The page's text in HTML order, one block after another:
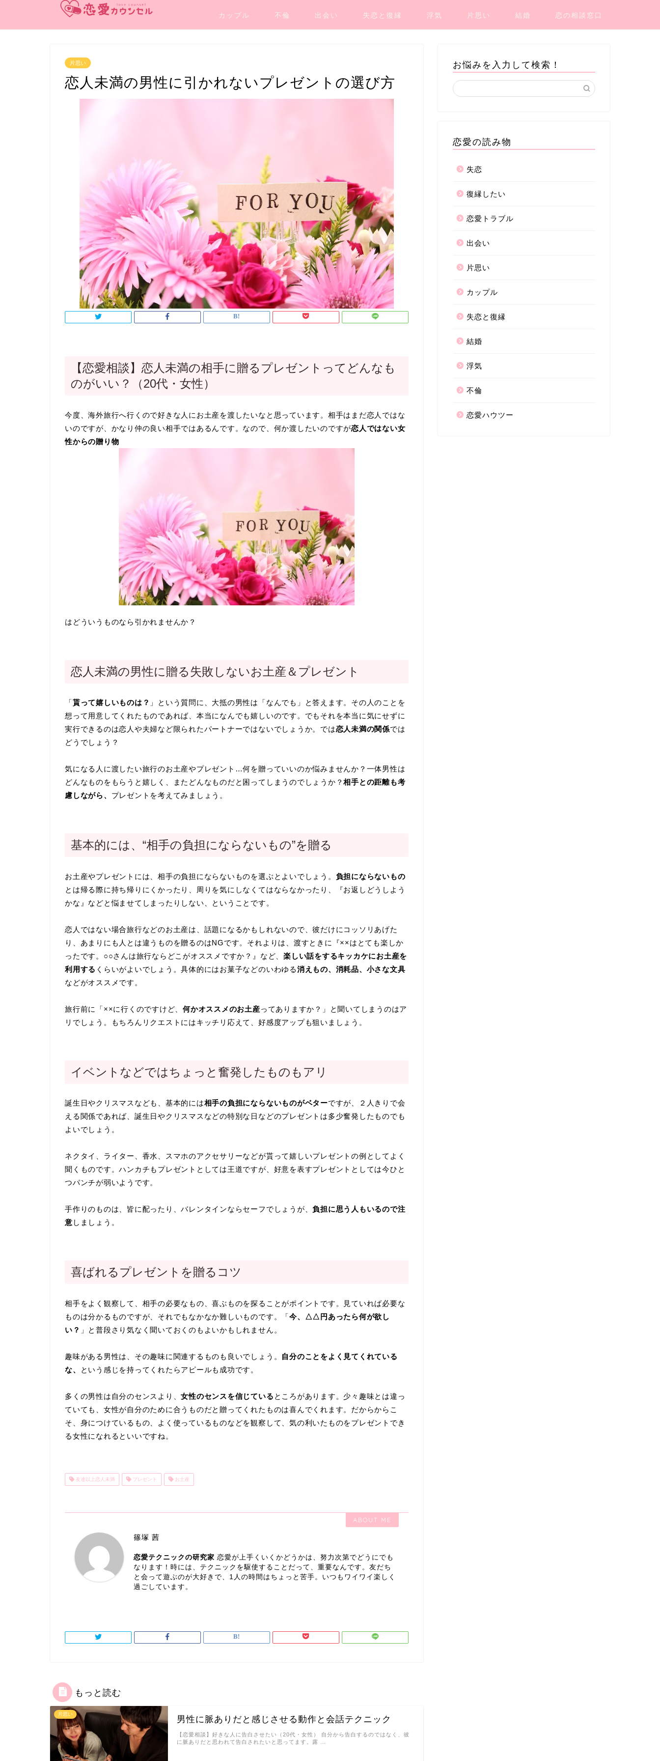
カップル 不倫 出会い 失恋と復縁 浮気 片思い 結婚 恋の相談窓口
片思い
恋人未満の男性に引かれないプレゼントの選び方
【恋愛相談】恋人未満の相手に贈るプレゼントってどんなも
のがいい？（20代・女性）
今度、海外旅行へ行くので好きな人にお土産を渡したいなと思っています。相手はまだ恋人ではな
いのですが、かなり仲の良い相手ではあるんです。なので、何か渡したいのですが恋人ではない女
性からの贈り物
はどういうものなら引かれませんか？
恋人未満の男性に贈る失敗しないお土産＆プレゼント
「貰って嬉しいものは？ 」という質問に、大抵の男性は「なんでも」と答えます。その人のことを
想って用意してくれたものであれば、本当になんでも嬉しいのです。でもそれを本当に気にせずに
実行できるのは恋人や夫婦など限られたパートナーではないでしょうか。では恋人未満の関係では
どうでしょう？
気になる人に渡したい旅行のお土産やプレゼント…何を贈っていいのか悩みませんか？一体男性は
どんなものをもらうと嬉しく、またどんなものだと困ってしまうのでしょうか？相手との距離も考
慮しながら、 プレゼントを考えてみましょう。
基本的には、“相手の負担にならないもの”を贈る
お土産やプレゼントには、相手の負担にならないものを選ぶとよいでしょう。 負担にならないもの
とは帰る際に持ち帰りにくかったり、周りを気にしなくてはならなかったり、『お返しどうしよう
かな』などと悩ませてしまったりしない、ということです。
恋人ではない場合旅行などのお土産は、話題になるかもしれないので、彼だけにコッソリあげた
り、あまりにも人とは違うものを贈るのはNGです。それよりは、渡すときに『××はとても楽しか
ったです。○○さんは旅行ならどこがオススメですか？』など、楽しい話をするキッカケにお土産を
利用する くらいがよいでしょう。具体的にはお菓子などのいわゆる消えもの、消耗品、小さな文具
などがオススメです。
旅行前に「××に行くのですけど、何かオススメのお土産ってありますか？」と聞いてしまうのはア
リでしょう。もちろんリクエストにはキッチリ応えて、好感度アップも狙いましょう。
イベントなどではちょっと奮発したものもアリ
誕生日やクリスマスなども、基本的には相手の負担にならないものがベターですが、２人きりで会
える関係であれば、誕生日やクリスマスなどの特別な日などのプレゼントは多少奮発したものでも
よいでしょう。
ネクタイ、ライター、香水、スマホのアクセサリーなどが貰って嬉しいプレゼントの例としてよく
聞くものです。ハンカチもプレゼントとしては王道ですが、好意を表すプレゼントとしては今ひと
つパンチが弱いようです。
手作りのものは、皆に配ったり、バレンタインならセーフでしょうが、負担に思う人もいるので注
意 しましょう。
喜ばれるプレゼントを贈るコツ
相手をよく観察して、相手の必要なもの、喜ぶものを探ることがポイントです。見ていれば必要な
ものは分かるものですが、それでもなかなか難しいものです。「今、△△円あったら何が欲し
い？ 」と普段さり気なく聞いておくのもよいかもしれません。
趣味がある男性は、その趣味に関連するものも良いでしょう。
自分のことをよく見てくれている
な、
という感じを持ってくれたらアピールも成功です。
多くの男性は自分のセンスより、女性のセンスを信じている ところがあります。少々趣味とは違っ
ていても、女性が自分のために合うものだと贈ってくれたものは喜んでくれます。だからからこ
そ、身につけているもの、よく使っているものなどを観察して、気の利いたものをプレゼントでき
る女性になれるといいですね。
友達以上恋人未満 プレゼント お土産
ABOUT ME
篠塚 茜
恋愛テクニックの研究家 恋愛が上手くいくかどうかは、努力次第でどうにでも
なります！時には、テクニックを駆使することだって、重要なんです。友だち
と会って遊ぶのが大好きで、1人の時間はちょっと苦手。いつもワイワイ楽しく
過ごしています。
もっと読む
片思い
男性に脈ありだと感じさせる動作と会話テクニック
【恋愛相談】好きな人に告白させたい（20代・女性） 自分から告白するのではなく、彼
に脈ありだと思われて告白されたいと思ってます。露 …
お悩みを入力して検索！
恋愛の読み物
失恋
復縁したい
恋愛トラブル
出会い
片思い
カップル
失恋と復縁
結婚
浮気
不倫
恋愛ハウツー